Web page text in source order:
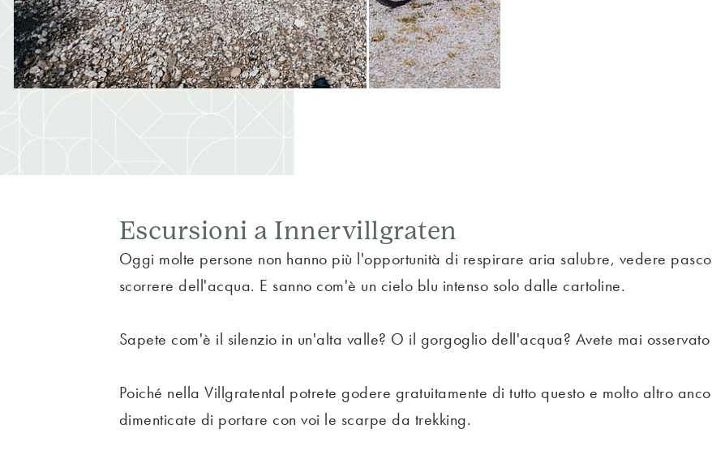
Escursioni a Innervillgraten
Oggi molte persone non hanno più l'opportunità di respirare aria salubre, vedere
scorrere dell'acqua. E sanno com'è un cielo blu intenso solo dalle cartoline.
Sapete com'è il silenzio in un'alta valle? O il gorgoglio dell'acqua? Avete mai
Poiché nella Villgratental potrete godere gratuitamente di tutto questo e molto altro
dimenticate di portare con voi le scarpe da trekking.